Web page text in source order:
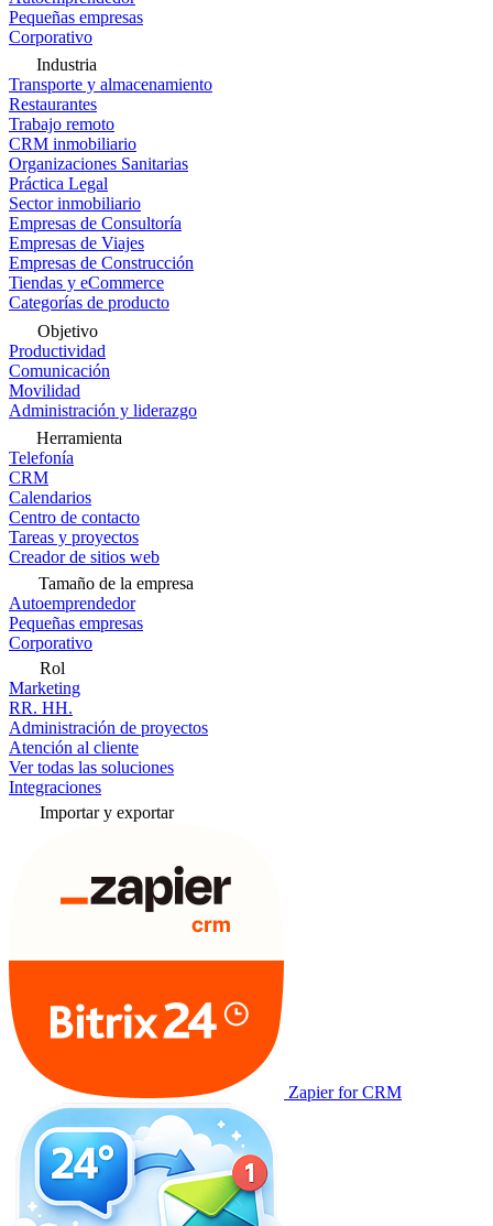
Pequeñas empresas
Corporativo
Industria
Transporte y almacenamiento
Restaurantes
Trabajo remoto
CRM inmobiliario
Organizaciones Sanitarias
Práctica Legal
Sector inmobiliario
Empresas de Consultoría
Empresas de Viajes
Empresas de Construcción
Tiendas y eCommerce
Categorías de producto
Objetivo
Productividad
Comunicación
Movilidad
Administración y liderazgo
Herramienta
Telefonía
CRM
Calendarios
Centro de contacto
Tareas y proyectos
Creador de sitios web
Tamaño de la empresa
Autoemprendedor
Pequeñas empresas
Corporativo
Rol
Marketing
RR. HH.
Administración de proyectos
Atención al cliente
Ver todas las soluciones
Integraciones
Importar y exportar
Zapier for CRM